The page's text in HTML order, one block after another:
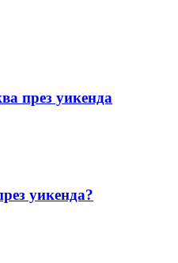
през уикенда
уикенда?